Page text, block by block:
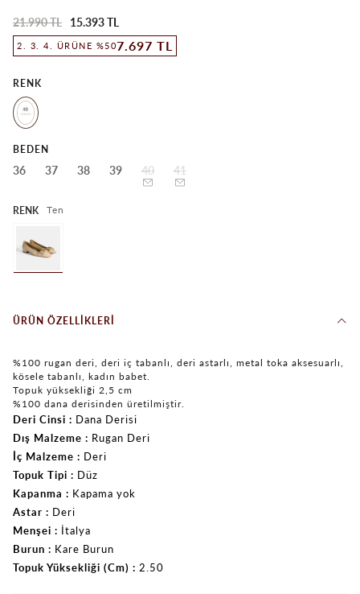
21.990 TL 15.393 TL
2. 3. 4. ÜRÜNE %507.697 TL
RENK
BEDEN
36 37 38 39 40 41
RENK Ten
ÜRÜN ÖZELLIKLERI
%100 rugan deri, deri iç tabanlı, deri astarlı, metal toka aksesuarlı,
kösele tabanlı, kadın babet.
Topuk yüksekliği 2,5 cm
%100 dana derisinden üretilmiştir.
Deri Cinsi
Dana Derisi
Dış Malzeme
Rugan Deri
İç Malzeme
Deri
Topuk Tipi
Düz
Kapanma
Kapama yok
Astar
Deri
Menşei
İtalya
Burun
Kare Burun
Topuk Yüksekliği (Cm)
2.50